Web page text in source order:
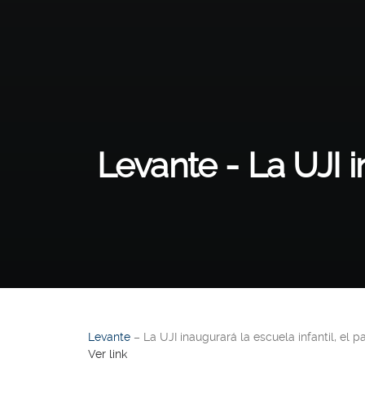
Levante - La UJI
Levante – La UJI inaugurará la escuela infantil, el
Ver link